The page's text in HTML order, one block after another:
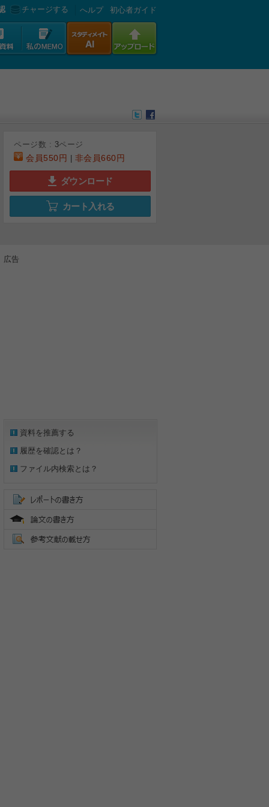
チャージする へルプ 初心者ガイド
ページ数 : 3ページ
会員550円 非会員660円
ダウンロード
カート入れる
広告
資料を推薦する
履歴を確認とは？
ファイル内検索とは？